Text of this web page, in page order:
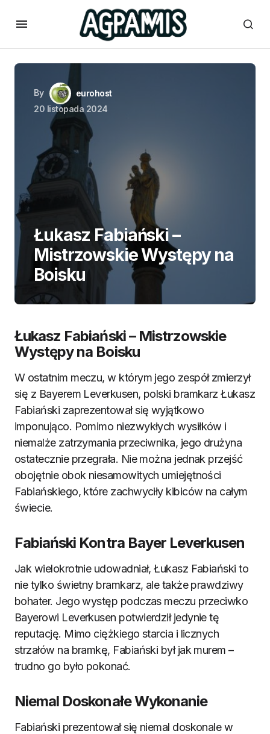
By
eurohost
20 listopada 2024
Łukasz Fabiański –
Mistrzowskie Występy na
Boisku
Łukasz Fabiański – Mistrzowskie
Występy na Boisku
W ostatnim meczu, w którym jego zespół zmierzył
się z Bayerem Leverkusen, polski bramkarz Łukasz
Fabiański zaprezentował się wyjątkowo
imponująco. Pomimo niezwykłych wysiłków i
niemalże zatrzymania przeciwnika, jego drużyna
ostatecznie przegrała. Nie można jednak przejść
obojętnie obok niesamowitych umiejętności
Fabiańskiego, które zachwyciły kibiców na całym
świecie.
Fabiański Kontra Bayer Leverkusen
Jak wielokrotnie udowadniał, Łukasz Fabiański to
nie tylko świetny bramkarz, ale także prawdziwy
bohater. Jego występ podczas meczu przeciwko
Bayerowi Leverkusen potwierdził jedynie tę
reputację. Mimo ciężkiego starcia i licznych
strzałów na bramkę, Fabiański był jak murem –
trudno go było pokonać.
Niemal Doskonałe Wykonanie
Fabiański prezentował się niemal doskonale w